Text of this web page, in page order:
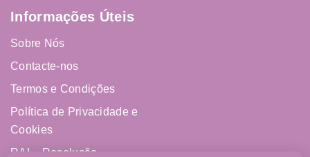
Informações Úteis
Sobre Nós
Contacte-nos
Termos e Condições
Política de Privacidade e
Cookies
RAL - Resolução